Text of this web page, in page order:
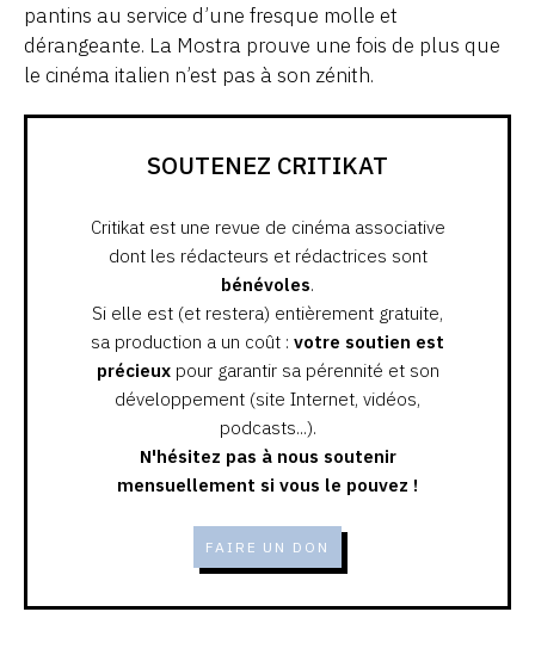
pantins au service d’une fresque molle et
dérangeante. La Mostra prouve une fois de plus que
le cinéma italien n’est pas à son zénith.
SOUTENEZ CRITIKAT
Critikat est une revue de cinéma associative
dont les rédacteurs et rédactrices sont
bénévoles.
Si elle est (et restera) entièrement gratuite,
sa production a un coût : votre soutien est
précieuxpour garantir sa pérennité et son
développement (site Internet, vidéos,
podcasts...).
N'hésitez pas à nous soutenir
mensuellement si vous le pouvez !
FAIRE UN DON